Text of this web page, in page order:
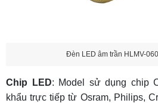
Đèn LED âm trần HLMV-
Chip LED: Model sử dụng chip
khẩu trực tiếp từ Osram, Philips,